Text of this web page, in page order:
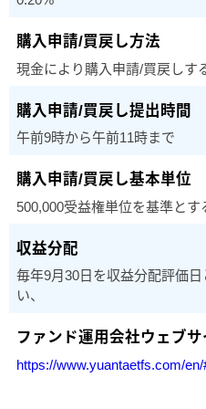
現金により購入申請/買戻しす
午前9時から午前11時まで
500,000受益権単位を基準とす
毎年9月30日を収益分配評価
い、
https://www.yuantaetfs.com/